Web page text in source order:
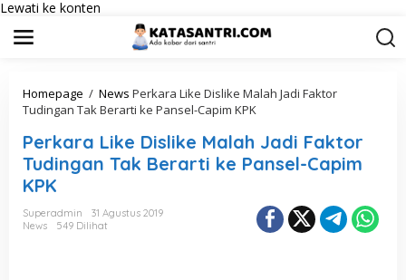
Lewati ke konten
Homepage / News Perkara Like Dislike Malah Jadi Faktor
Tudingan Tak Berarti ke Pansel-Capim KPK
Perkara Like Dislike Malah Jadi Faktor
Tudingan Tak Berarti ke Pansel-Capim
KPK
Superadmin
31 Agustus 2019
News
549 Dilihat